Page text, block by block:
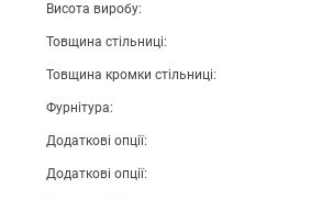
Висота виробу:
Товщина стільниці:
Товщина кромки стільниці:
Фурнітура:
Додаткові опції:
Додаткові опції: